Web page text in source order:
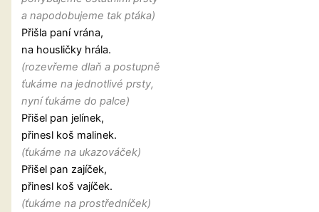
a napodobujeme tak ptáka)
Přišla paní vrána,
na housličky hrála.
(rozevřeme dlaň a postupně
ťukáme na jednotlivé prsty,
nyní ťukáme do palce)
Přišel pan jelínek,
přinesl koš malinek.
(ťukáme na ukazováček)
Přišel pan zajíček,
přinesl koš vajíček.
(ťukáme na prostředníček)